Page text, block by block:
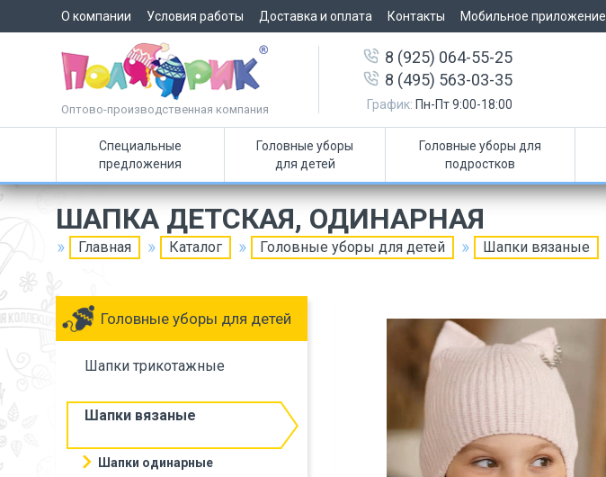
О компании Условия работы Доставка и оплата Контакты Мобильное приложение
Оптово-производственная компания
8 (925) 064-55-25
8 (495) 563-03-35
График: Пн-Пт 9:00-18:00
Специальные
предложения
Головные уборы
для детей
Головные уборы для
подростков
ШАПКА ДЕТСКАЯ, ОДИНАРНАЯ
Главная Каталог Головные уборы для детей Шапки вязаные
Головные уборы для детей
Шапки трикотажные
Шапки вязаные
Шапки одинарные